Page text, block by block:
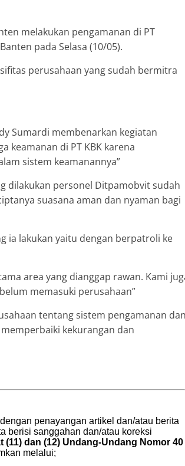
melakukan pengamanan di PT
pada Selasa (10/05).
perusahaan yang sudah bermitra
Sumardi membenarkan kegiatan
keamanan di PT KBK karena
sistem keamanannya”
dilakukan personel Ditpamobvit sudah
suasana aman dan nyaman bagi
ia lakukan yaitu dengan berpatroli ke
area yang dianggap rawan. Kami
memasuki perusahaan”
tentang sistem pengamanan dan
kekurangan dan